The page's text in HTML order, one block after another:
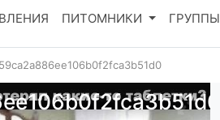
ПИТОМНИКИ ГРУППЫ